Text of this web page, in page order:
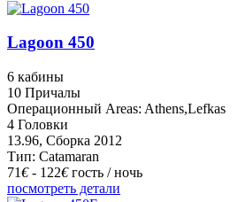
Lagoon 450
6 кабины
10 Причалы
Операционный Areas: Athens,Lefkas
4 Головки
13.96, Сборка 2012
Тип: Catamaran
71€- 122€ гость / ночь
посмотреть детали